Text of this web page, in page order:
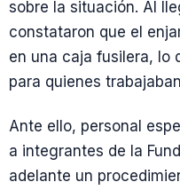
sobre la situación. Al
constataron que el
en una caja fusilera, lo
para quienes
Ante ello, personal
a integrantes de la
adelante un